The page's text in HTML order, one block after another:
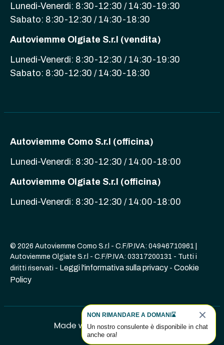
Lunedi-Venerdi: 8:30-12:30 / 14:30-19:30
Sabato: 8:30-12:30 / 14:30-18:30
Autoviemme Olgiate S.r.l (vendita)
Lunedi-Venerdi: 8:30-12:30 / 14:30-19:30
Sabato: 8:30-12:30 / 14:30-18:30
Autoviemme Como S.r.l (officina)
Lunedi-Venerdi: 8:30-12:30 / 14:00-18:00
Autoviemme Olgiate S.r.l (officina)
Lunedi-Venerdi: 8:30-12:30 / 14:00-18:00
© 2026 Autoviemme Como S.r.l - C.F/P.IVA: 04946710961 |
Autoviemme Olgiate S.r.l - C.F/P.IVA: 03317200131 - Tutti i
diritti riservati - Leggi l'informativa sulla privacy - Cookie
Policy
NON RIMANDARE A DOMANI⌛
Un nostro consulente è disponibile in chat
anche ora!